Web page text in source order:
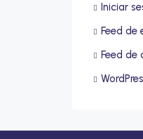
Iniciar
Feed de
Feed de